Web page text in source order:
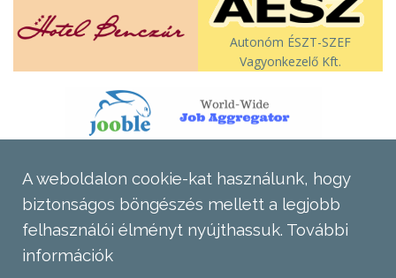
Autonóm ÉSZT-SZEF
Vagyonkezelő Kft.
A weboldalon cookie-kat használunk, hogy
biztonságos böngészés mellett a legjobb
felhasználói élményt nyújthassuk. További
információk